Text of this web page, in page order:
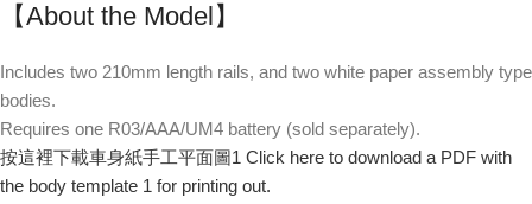
【About the Model】
Includes two 210mm length rails, and two white paper assembly type
bodies.
Requires one R03/AAA/UM4 battery (sold separately).
按這裡下載車身紙手工平面圖1 Click here to download a PDF with
the body template 1 for printing out.